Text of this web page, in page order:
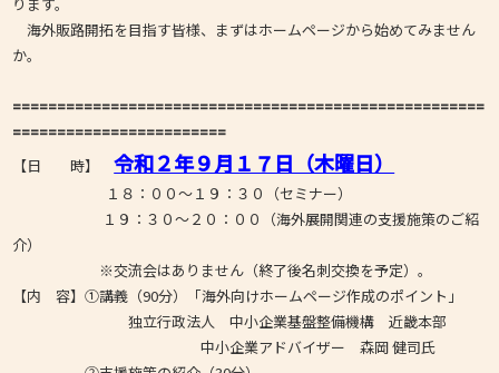
海外販路開拓を目指す皆様、まずはホームページから始めてみません
か。
=====================================================
========================
【日 時】令和２年９月１７日（木曜日）
１８：００～１９：３０（セミナー）
１９：３０～２０：００（海外展開関連の支援施策のご紹
介）
※交流会はありません（終了後名刺交換を予定）。
【内 容】①講義（90分）「海外向けホームページ作成のポイント」
独立行政法人 中小企業基盤整備機構 近畿本部
中小企業アドバイザー 森岡 健司氏